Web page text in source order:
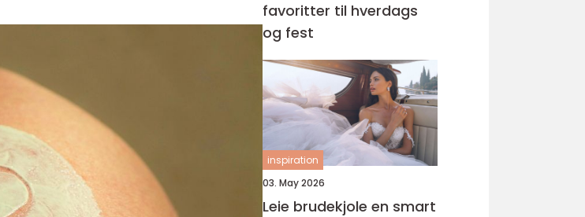
favoritter til hverdags
og fest
inspiration
03. May 2026
Leie brudekjole en smart